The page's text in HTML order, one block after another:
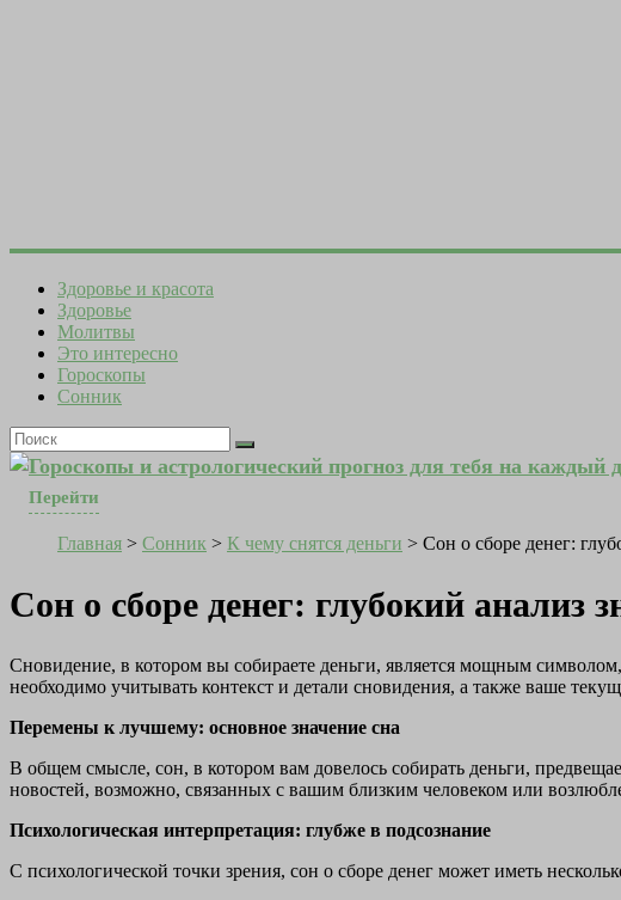
Здоровье и красота
Здоровье
Молитвы
Это интересно
Гороскопы
Сонник
Гороскопы и астрологический прогноз для тебя на каждый
Перейти
Главная > Сонник > К чему снятся деньги > Сон о сборе денег:
Сон о сборе денег: глубокий анализ
Сновидение, в котором вы собираете деньги, является мощным
необходимо учитывать контекст и детали сновидения, а также ваше
Перемены к лучшему: основное значение сна
В общем смысле, сон, в котором вам довелось собирать деньги,
новостей, возможно, связанных с вашим близким человеком или
Психологическая интерпретация: глубже в подсознание
С психологической точки зрения, сон о сборе денег может иметь